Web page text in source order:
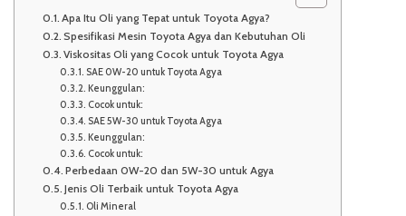
Apa Itu Oli yang Tepat untuk Toyota Agya?
Spesifikasi Mesin Toyota Agya dan Kebutuhan Oli
Viskositas Oli yang Cocok untuk Toyota Agya
SAE 0W-20 untuk Toyota Agya
Keunggulan:
Cocok untuk:
SAE 5W-30 untuk Toyota Agya
Keunggulan:
Cocok untuk:
Perbedaan 0W-20 dan 5W-30 untuk Agya
Jenis Oli Terbaik untuk Toyota Agya
Oli Mineral